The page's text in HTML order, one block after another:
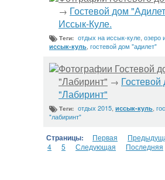
→ Гостевой дом
Иссык-Куле.
Теги: отдых на иссык-куле озеро
иссык-куль гостевой дом "адилет"
Фотографии Гостевой
"Лабиринт" → Гостевой
"Лабиринт"
Теги: отдых 2015 иссык-куль
"лабиринт"
Страницы: Первая
4
5 Следующая Последняя